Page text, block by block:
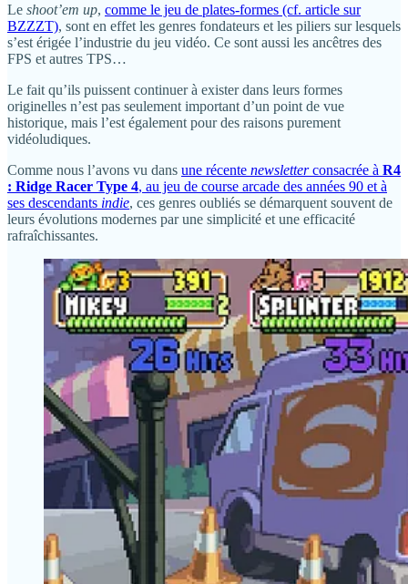
Le shoot’em up, comme le jeu de plates-formes (cf. article sur
BZZZT), sont en effet les genres fondateurs et les piliers sur lesquels
s’est érigée l’industrie du jeu vidéo. Ce sont aussi les ancêtres des
FPS et autres TPS…
Le fait qu’ils puissent continuer à exister dans leurs formes
originelles n’est pas seulement important d’un point de vue
historique, mais l’est également pour des raisons purement
vidéoludiques.
Comme nous l’avons vu dans une récente newsletterconsacrée à R4
: Ridge Racer Type 4, au jeu de course arcade des années 90 et à
ses descendants indie, ces genres oubliés se démarquent souvent de
leurs évolutions modernes par une simplicité et une efficacité
rafraîchissantes.